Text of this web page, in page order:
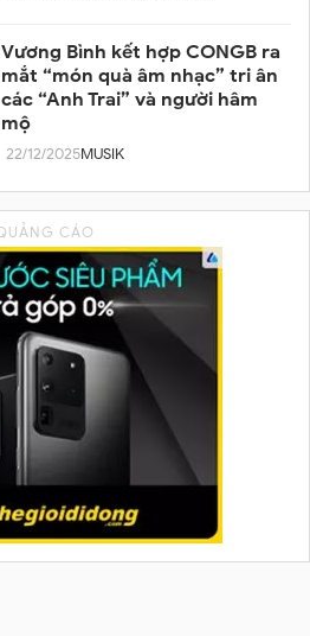
Vương Bình kết hợp CONGB ra
mắt “món quà âm nhạc” tri ân
các “Anh Trai” và người hâm
mộ
22/12/2025MUSIK